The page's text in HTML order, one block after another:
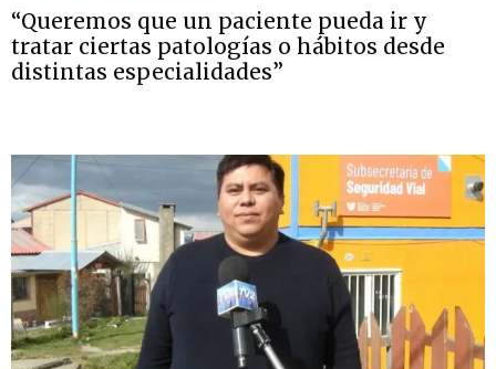
“Queremos que un paciente pueda ir y
tratar ciertas patologías o hábitos desde
distintas especialidades”